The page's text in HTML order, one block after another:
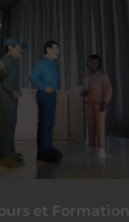
et Formation